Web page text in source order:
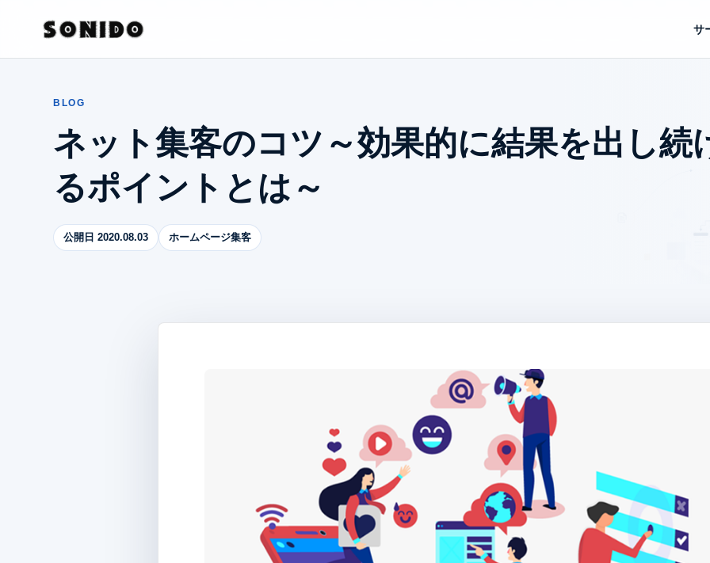
サ
BLOG
ネット集客のコツ～効果的に結果を出し続
るポイントとは～
公開日 2020.08.03 ホームページ集客